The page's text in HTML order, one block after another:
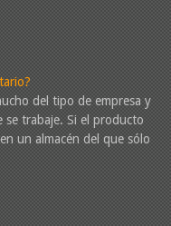
del tipo de empresa y
se trabaje. Si el producto
un almacén del que sólo